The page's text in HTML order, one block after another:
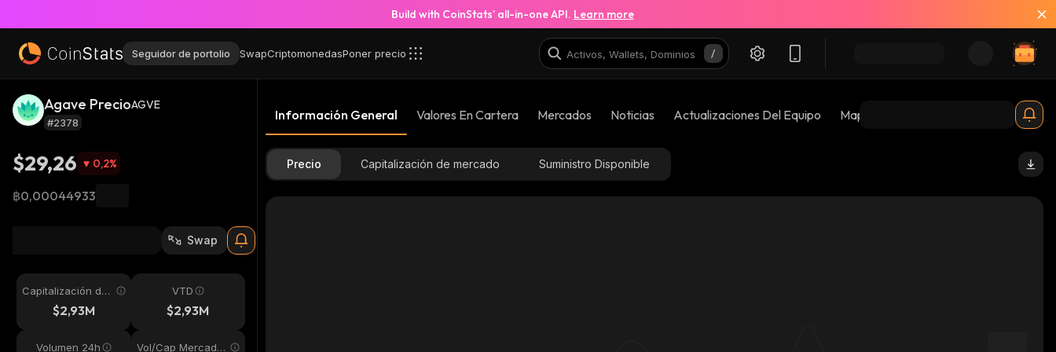
Build with CoinStats’ all-in-one API. Learn more
Seguidor de portolio SwapCriptomonedasPoner precio
Agave PrecioAGVE
#2378
$29,26 0,2%
฿0,00044933
Swap
Capitalización de
mercado$2,93M
VTD
$2,93M
Volumen 24h Vol/Cap Mercado
Información General Valores En Cartera Mercados Noticias Actualizaciones Del Equipo Mapas De Burbujas
Precio Capitalización de mercado Suministro Disponible